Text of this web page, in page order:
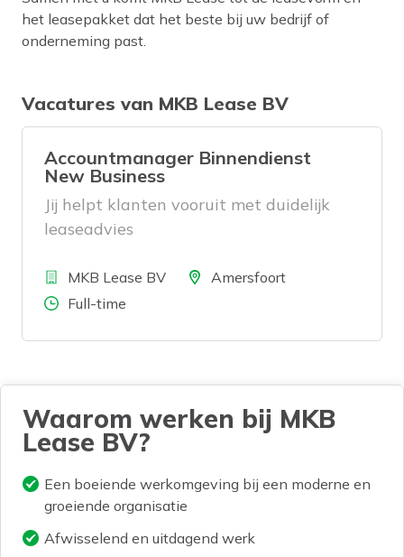
het leasepakket dat het beste bij uw bedrijf of
onderneming past.
Vacatures van MKB Lease BV
Accountmanager Binnendienst
New Business
Jij helpt klanten vooruit met duidelijk
leaseadvies
BedrijfMKB Lease BVLocatieAmersfoort
Aantal uren
Full-time
Waarom werken bij MKB
Lease BV?
Een boeiende werkomgeving bij een moderne en
groeiende organisatie
Afwisselend en uitdagend werk